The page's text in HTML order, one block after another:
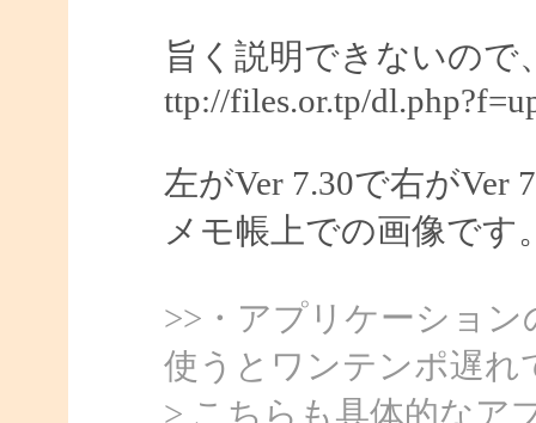
旨く説明できないの
ttp://files.or.tp/
左がVer 7.30で右がVer
メモ帳上での画像です
>>・アプリケーショ
使うとワンテンポ遅れ
> こちらも具体的なア